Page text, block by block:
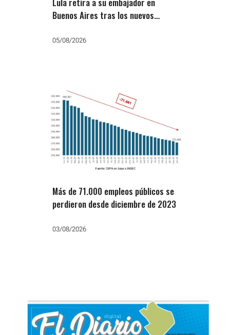
Buenos Aires tras los nuevos
05/08/2026
Más de 71.000 empleos públicos se
perdieron desde diciembre de 2023
03/08/2026